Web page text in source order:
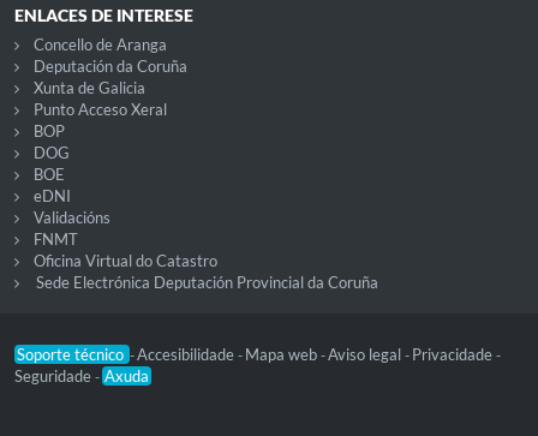
ENLACES DE INTERESE
Concello de Aranga
Deputación da Coruña
Xunta de Galicia
Punto Acceso Xeral
BOP
DOG
BOE
eDNI
Validacións
FNMT
Oficina Virtual do Catastro
Sede Electrónica Deputación Provincial da Coruña
Soporte técnico -Accesibilidade - Mapa web -Aviso legal - Privacidade -
Seguridade - Axuda